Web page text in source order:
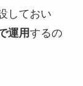
しておい
運用するの